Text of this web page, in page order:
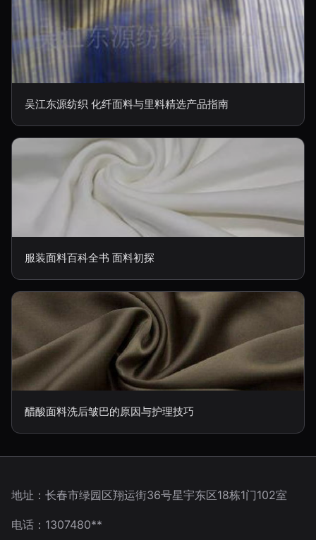
吴江东源纺织 化纤面料与里料精选产品指南
服装面料百科全书 面料初探
醋酸面料洗后皱巴的原因与护理技巧
地址：长春市绿园区翔运街36号星宇东区18栋1门102室
电话：1307480**